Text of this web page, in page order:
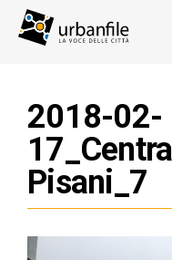
2018-02-
Pisani_7